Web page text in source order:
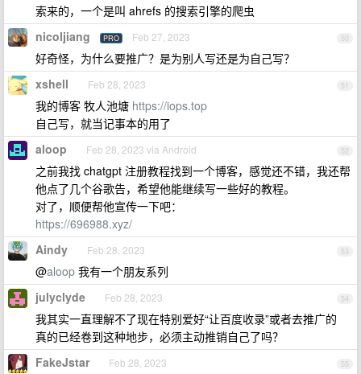
索来的，一个是叫 ahrefs 的搜索引擎的爬虫
50
nicoljiang PRO Feb 27, 2023
好奇怪，为什么要推广？是为别人写还是为自己写？
51
xshell Feb 28, 2023
我的博客 牧人池塘 https://iops.top
自己写，就当记事本的用了
52
aloop Feb 28, 2023 via Android
之前我找 chatgpt 注册教程找到一个博客，感觉还不错，我还帮
他点了几个谷歌告，希望他能继续写一些好的教程。
对了，顺便帮他宣传一下吧：
https://696988.xyz/
53
Aindy Feb 28, 2023
@aloop 我有一个朋友系列
54
julyclyde Feb 28, 2023
我其实一直理解不了现在特别爱好“让百度收录”或者去推广的
真的已经卷到这种地步，必须主动推销自己了吗？
55
FakeJstar Feb 28, 2023